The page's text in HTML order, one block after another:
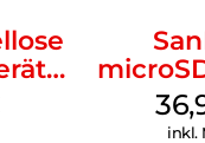
128 GB
inkl.